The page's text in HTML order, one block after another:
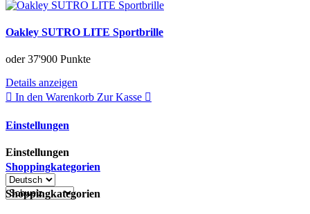
Oakley SUTRO LITE Sportbrille
oder37'900 Punkte
Details anzeigen
In den Warenkorb Zur Kasse
Einstellungen
Einstellungen
Shoppingkategorien
Shoppingkategorien